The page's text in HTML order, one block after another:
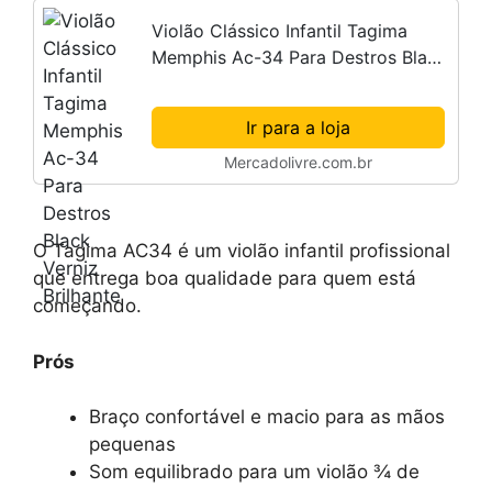
Violão Clássico Infantil Tagima
Memphis Ac-34 Para Destros Black
Ir para a loja
Mercadolivre.com.br
O Tagima AC34 é um violão infantil profissional
que entrega boa qualidade para quem está
começando.
Prós
Braço confortável e macio para as mãos
pequenas
Som equilibrado para um violão ¾ de